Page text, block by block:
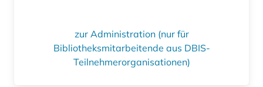
zur Administration (nur für
Bibliotheksmitarbeitende aus DBIS-
Teilnehmerorganisationen)